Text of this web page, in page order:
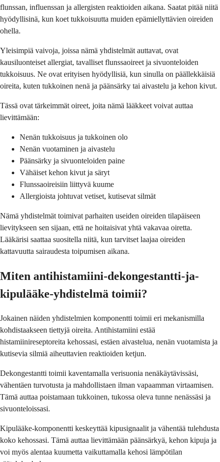
flunssan, influenssan ja allergisten reaktioiden aikana. Saatat pitää niitä
hyödyllisinä, kun koet tukkoisuutta muiden epämiellyttävien oireiden
ohella.
Yleisimpiä vaivoja, joissa nämä yhdistelmät auttavat, ovat
kausiluonteiset allergiat, tavalliset flunssaoireet ja sivuonteloiden
tukkoisuus. Ne ovat erityisen hyödyllisiä, kun sinulla on päällekkäisiä
oireita, kuten tukkoinen nenä ja päänsärky tai aivastelu ja kehon kivut.
Tässä ovat tärkeimmät oireet, joita nämä lääkkeet voivat auttaa
lievittämään:
Nenän tukkoisuus ja tukkoinen olo
Nenän vuotaminen ja aivastelu
Päänsärky ja sivuonteloiden paine
Vähäiset kehon kivut ja säryt
Flunssaoireisiin liittyvä kuume
Allergioista johtuvat vetiset, kutisevat silmät
Nämä yhdistelmät toimivat parhaiten useiden oireiden tilapäiseen
lievitykseen sen sijaan, että ne hoitaisivat yhtä vakavaa oiretta.
Lääkärisi saattaa suositella niitä, kun tarvitset laajaa oireiden
kattavuutta sairaudesta toipumisen aikana.
Miten antihistamiini-dekongestantti-ja-
kipulääke-yhdistelmä toimii?
Jokainen näiden yhdistelmien komponentti toimii eri mekanismilla
kohdistaakseen tiettyjä oireita. Antihistamiini estää
histamiinireseptoreita kehossasi, estäen aivastelua, nenän vuotamista ja
kutisevia silmiä aiheuttavien reaktioiden ketjun.
Dekongestantti toimii kaventamalla verisuonia nenäkäytävissäsi,
vähentäen turvotusta ja mahdollistaen ilman vapaamman virtaamisen.
Tämä auttaa poistamaan tukkoinen, tukossa oleva tunne nenässäsi ja
sivuonteloissasi.
Kipulääke-komponentti keskeyttää kipusignaalit ja vähentää tulehdusta
koko kehossasi. Tämä auttaa lievittämään päänsärkyä, kehon kipuja ja
voi myös alentaa kuumetta vaikuttamalla kehosi lämpötilan